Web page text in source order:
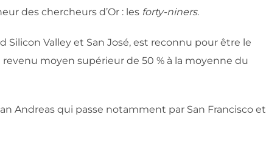
des chercheurs d’Or : les forty-niners.
Silicon Valley et San José, est reconnu pour être le
moyen supérieur de 50 % à la moyenne du
Andreas qui passe notamment par San Francisco et